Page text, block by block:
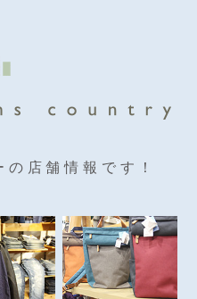
店舗情報です！